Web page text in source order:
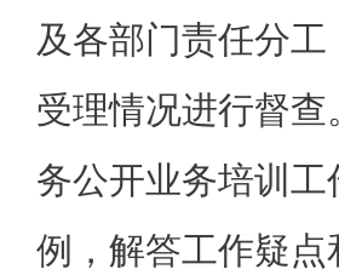
及各部门责任分
受理情况进行督
务公开业务培训
例，解答工作疑